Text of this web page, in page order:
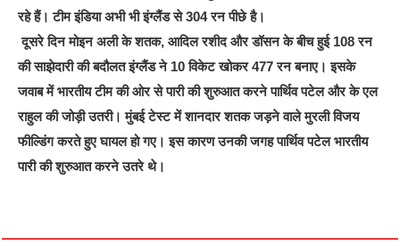
रहे हैं। टीम इंडिया अभी भी इंग्लैंड से 304 रन पीछे है।
दूसरे दिन मोइन अली के शतक, आदिल रशीद और डॉसन के बीच हुई 108 रन
की साझेदारी की बदौलत इंग्लैंड ने 10 विकेट खोकर 477 रन बनाए। इसके
जवाब में भारतीय टीम की ओर से पारी की शुरुआत करने पार्थिव पटेल और के एल
राहुल की जोड़ी उतरी। मुंबई टेस्ट में शानदार शतक जड़ने वाले मुरली विजय
फील्डिंग करते हुए घायल हो गए। इस कारण उनकी जगह पार्थिव पटेल भारतीय
पारी की शुरुआत करने उतरे थे।